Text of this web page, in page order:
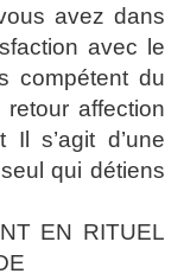
avez dans
avec le
compétent du
affection
s’agit d’une
qui détiens
EN RITUEL